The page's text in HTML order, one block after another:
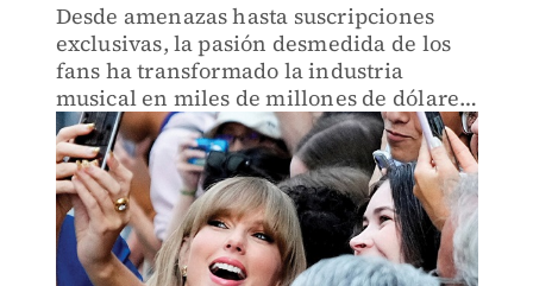
Desde amenazas hasta suscripciones
exclusivas, la pasión desmedida de los
fans ha transformado la industria
musical en miles de millones de dólares.
La línea entre amor y odio nunca ha sido
tan delgada… ni tan rentable.